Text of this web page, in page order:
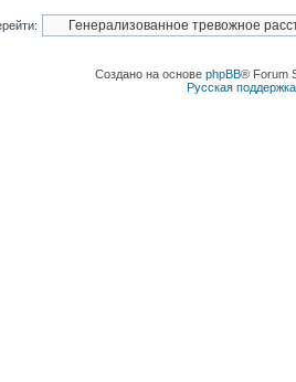
Создано на основе phpBB® Forum
Русская